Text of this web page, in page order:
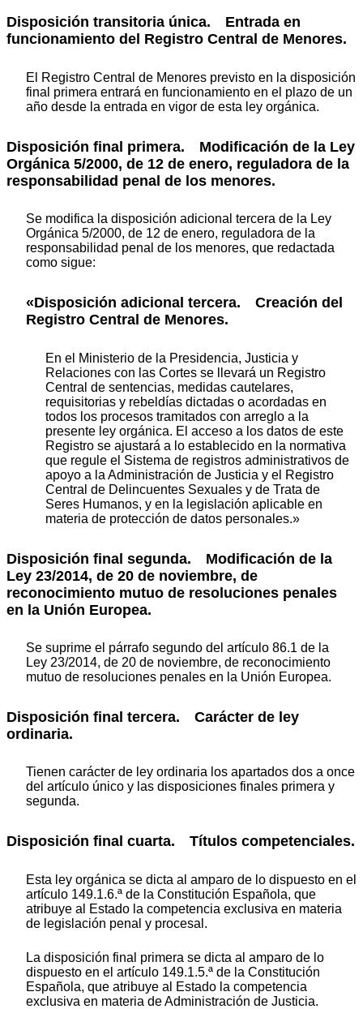
Disposición transitoria única. Entrada en
funcionamiento del Registro Central de Menores.
El Registro Central de Menores previsto en la disposición
final primera entrará en funcionamiento en el plazo de un
año desde la entrada en vigor de esta ley orgánica.
Disposición final primera. Modificación de la Ley
Orgánica 5/2000, de 12 de enero, reguladora de la
responsabilidad penal de los menores.
Se modifica la disposición adicional tercera de la Ley
Orgánica 5/2000, de 12 de enero, reguladora de la
responsabilidad penal de los menores, que redactada
como sigue:
«Disposición adicional tercera. Creación del
Registro Central de Menores.
En el Ministerio de la Presidencia, Justicia y
Relaciones con las Cortes se llevará un Registro
Central de sentencias, medidas cautelares,
requisitorias y rebeldías dictadas o acordadas en
todos los procesos tramitados con arreglo a la
presente ley orgánica. El acceso a los datos de este
Registro se ajustará a lo establecido en la normativa
que regule el Sistema de registros administrativos de
apoyo a la Administración de Justicia y el Registro
Central de Delincuentes Sexuales y de Trata de
Seres Humanos, y en la legislación aplicable en
materia de protección de datos personales.»
Disposición final segunda. Modificación de la
Ley 23/2014, de 20 de noviembre, de
reconocimiento mutuo de resoluciones penales
en la Unión Europea.
Se suprime el párrafo segundo del artículo 86.1 de la
Ley 23/2014, de 20 de noviembre, de reconocimiento
mutuo de resoluciones penales en la Unión Europea.
Disposición final tercera. Carácter de ley
ordinaria.
Tienen carácter de ley ordinaria los apartados dos a once
del artículo único y las disposiciones finales primera y
segunda.
Disposición final cuarta. Títulos competenciales.
Esta ley orgánica se dicta al amparo de lo dispuesto en el
artículo 149.1.6.ª de la Constitución Española, que
atribuye al Estado la competencia exclusiva en materia
de legislación penal y procesal.
La disposición final primera se dicta al amparo de lo
dispuesto en el artículo 149.1.5.ª de la Constitución
Española, que atribuye al Estado la competencia
exclusiva en materia de Administración de Justicia.